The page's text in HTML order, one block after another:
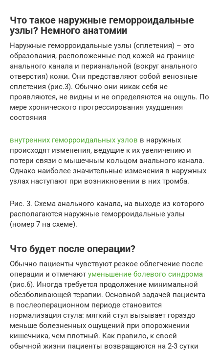
Что такое наружные геморроидальные
узлы? Немного анатомии
Наружные геморроидальные узлы (сплетения) – это
образования, расположенные под кожей на границе
анального канала и перианальной (вокруг анального
отверстия) кожи. Они представляют собой венозные
сплетения (рис.3). Обычно они никак себя не
проявляются, не видны и не определяются на ощупь. По
мере хронического прогрессирования ухудшения
состояния
внутренних геморроидальных узлов в наружных
происходят изменения, ведущие к их увеличению и
потери связи с мышечным кольцом анального канала.
Однако наиболее значительные изменения в наружных
узлах наступают при возникновении в них тромба.
Рис. 3. Схема анального канала, на выходе из которого
располагаются наружные геморроидальные узлы
(номер 7 на схеме).
Что будет после операции?
Обычно пациенты чувствуют резкое облегчение после
операции и отмечают уменьшение болевого синдрома
(рис.6). Иногда требуется продолжение минимальной
обезболивающей терапии. Основной задачей пациента
в послеоперационном периоде становится
нормализация стула: мягкий стул вызывает гораздо
меньше болезненных ощущений при опорожнении
кишечника, чем плотный. Как правило, к своей
обычной жизни пациенты возвращаются на 2-3 сутки